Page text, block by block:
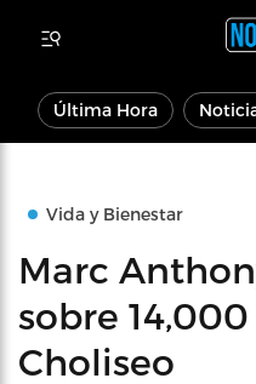
Última Hora
Vida y Bienestar
Marc
sobre
Choliseo